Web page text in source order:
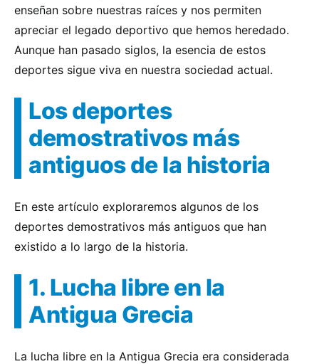
enseñan sobre nuestras raíces y nos permiten
apreciar el legado deportivo que hemos heredado.
Aunque han pasado siglos, la esencia de estos
deportes sigue viva en nuestra sociedad actual.
Los deportes
demostrativos más
antiguos de la historia
En este artículo exploraremos algunos de los
deportes demostrativos más antiguos que han
existido a lo largo de la historia.
1. Lucha libre en la
Antigua Grecia
La lucha libre en la Antigua Grecia era considerada